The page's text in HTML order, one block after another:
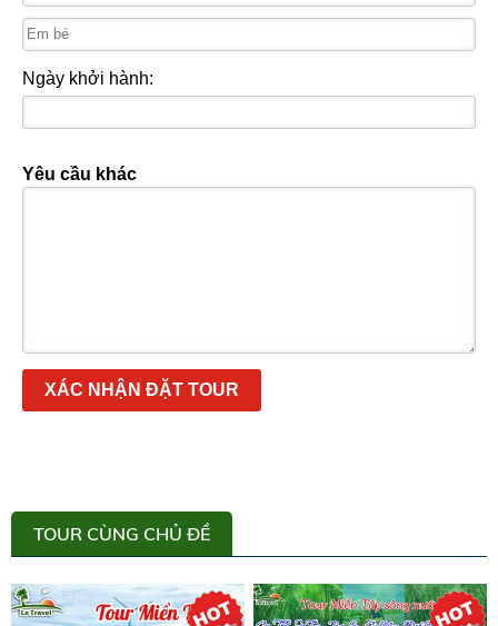
Ngày khởi hành:
Yêu cầu khác
XÁC NHẬN ĐẶT TOUR
TOUR CÙNG CHỦ ĐỀ